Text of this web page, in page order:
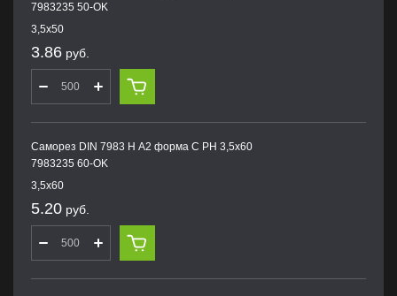
7983235 50-OK
3,5х50
3.86 руб.
Саморез DIN 7983 H А2 форма С PH 3,5х60
7983235 60-OK
3,5х60
5.20 руб.